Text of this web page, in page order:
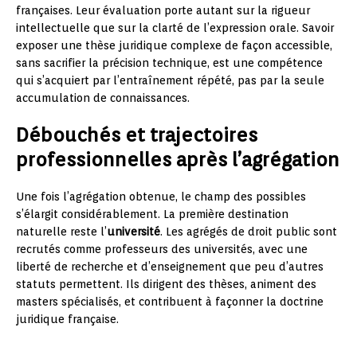
françaises. Leur évaluation porte autant sur la rigueur
intellectuelle que sur la clarté de l’expression orale. Savoir
exposer une thèse juridique complexe de façon accessible,
sans sacrifier la précision technique, est une compétence
qui s’acquiert par l’entraînement répété, pas par la seule
accumulation de connaissances.
Débouchés et trajectoires
professionnelles après l’agrégation
Une fois l’agrégation obtenue, le champ des possibles
s’élargit considérablement. La première destination
naturelle reste l’université. Les agrégés de droit public sont
recrutés comme professeurs des universités, avec une
liberté de recherche et d’enseignement que peu d’autres
statuts permettent. Ils dirigent des thèses, animent des
masters spécialisés, et contribuent à façonner la doctrine
juridique française.